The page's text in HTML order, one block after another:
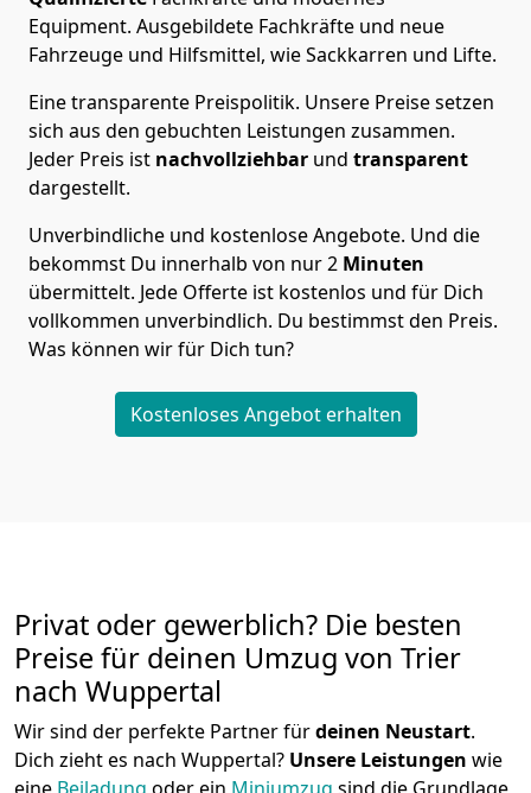
Equipment. Ausgebildete Fachkräfte und neue
Fahrzeuge und Hilfsmittel, wie Sackkarren und Lifte.
Eine transparente Preispolitik. Unsere Preise setzen
sich aus den gebuchten Leistungen zusammen.
Jeder Preis ist nachvollziehbar und transparent
dargestellt.
Unverbindliche und kostenlose Angebote. Und die
bekommst Du innerhalb von nur2 Minuten
übermittelt. Jede Offerte ist kostenlos und für Dich
vollkommen unverbindlich. Du bestimmst den Preis.
Was können wir für Dich tun?
Kostenloses Angebot erhalten
Privat oder gewerblich? Die besten
Preise für deinen Umzug von Trier
nach Wuppertal
Wir sind der perfekte Partner fürdeinen Neustart.
Dich zieht es nach Wuppertal? Unsere Leistungen wie